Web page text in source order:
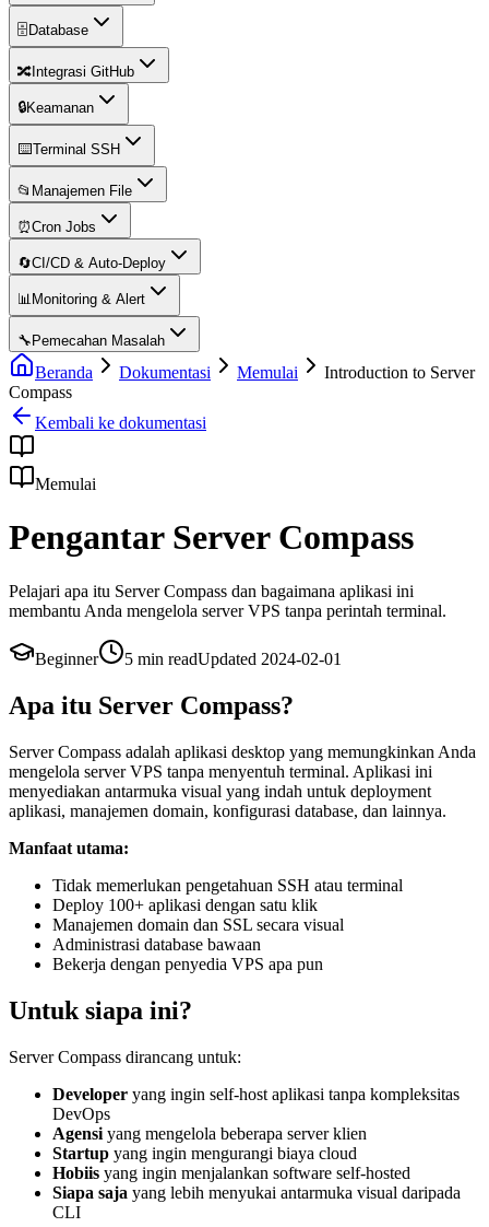
🗄️ Database
🔀 Integrasi GitHub
🔒Keamanan
⌨️Terminal SSH
📂 Manajemen File
⏰Cron Jobs
🔄CI/CD & Auto-Deploy
📊Monitoring & Alert
🔧 Pemecahan Masalah
Beranda Dokumentasi Memulai
Introduction to Server
Compass
Kembali ke dokumentasi
Memulai
Pengantar Server Compass
Pelajari apa itu Server Compass dan bagaimana aplikasi ini
membantu Anda mengelola server VPS tanpa perintah terminal.
Beginner 5 min readUpdated 2024-02-01
Apa itu Server Compass?
Server Compass adalah aplikasi desktop yang memungkinkan Anda
mengelola server VPS tanpa menyentuh terminal. Aplikasi ini
menyediakan antarmuka visual yang indah untuk deployment
aplikasi, manajemen domain, konfigurasi database, dan lainnya.
Manfaat utama:
Tidak memerlukan pengetahuan SSH atau terminal
Deploy 100+ aplikasi dengan satu klik
Manajemen domain dan SSL secara visual
Administrasi database bawaan
Bekerja dengan penyedia VPS apa pun
Untuk siapa ini?
Server Compass dirancang untuk:
Developer yang ingin self-host aplikasi tanpa kompleksitas
DevOps
Agensi yang mengelola beberapa server klien
Startup yang ingin mengurangi biaya cloud
Hobiis yang ingin menjalankan software self-hosted
Siapa saja yang lebih menyukai antarmuka visual daripada
CLI